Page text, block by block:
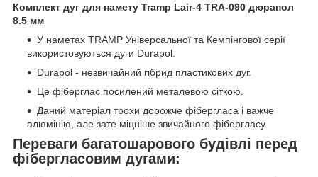
Комплект дуг для намету Tramp Lair-4 TRA-090 дюрапол
8.5 мм
У наметах TRAMP Універсальної та Кемпінгової серії
використовуються дуги Durapol.
Durapol - незвичайний гібрид пластикових дуг.
Це фіберглас посилений металевою сіткою.
Даний матеріал трохи дорожче фібергласа і важче
алюмінію, але зате міцніше звичайного фібергласу.
Переваги багатошарового будівлі перед
фібергласовим дугами: